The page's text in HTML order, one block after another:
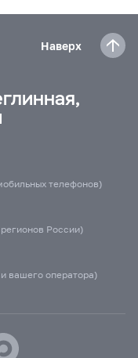
Наверх
телефонов)
России)
вашего оператора)